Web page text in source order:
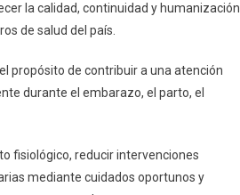
la calidad, continuidad y humanización
de salud del país.
propósito de contribuir a una atención
durante el embarazo, el parto, el
fisiológico, reducir intervenciones
mediante cuidados oportunos y